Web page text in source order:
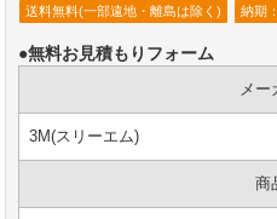
送料無料(一部遠地・離島は除く) 納期
●無料お見積もりフォーム
メー
3M(スリーエム)
商